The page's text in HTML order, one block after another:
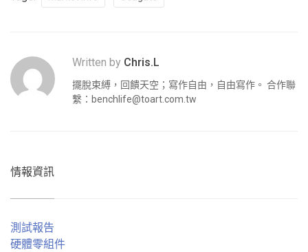
Written by Chris.L
擺脫束縛，回饋天空；寫作自由，自由寫作。 合作聯
繫： benchlife@toart.com.tw
情報資訊
測試報告
硬體零組件